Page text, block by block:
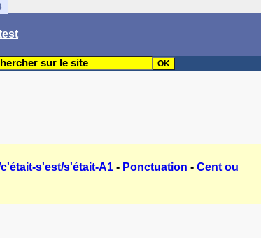
s'est/s'était-A1 - Ponctuation - Cent ou